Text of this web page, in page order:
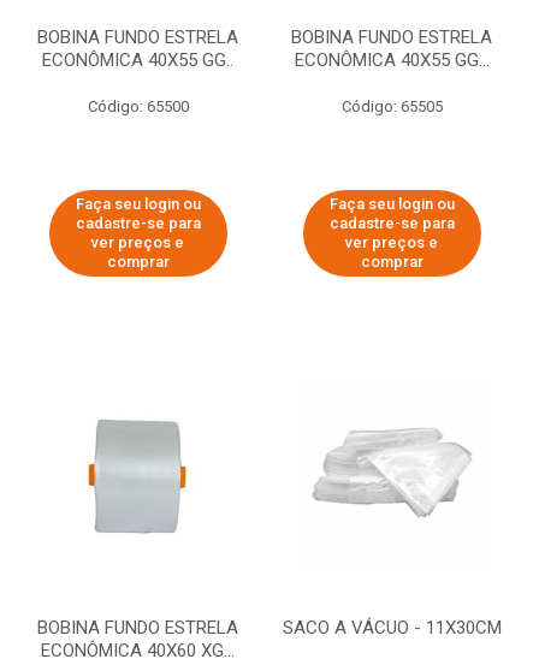
BOBINA FUNDO ESTRELA
ECONÔMICA 40X55 GG..
Código: 65500
Faça seu login ou
cadastre-se para
ver preços e
comprar
BOBINA FUNDO ESTRELA
ECONÔMICA 40X55 GG...
Código: 65505
Faça seu login ou
cadastre-se para
ver preços e
comprar
BOBINA FUNDO ESTRELA
ECONÔMICA 40X60 XG...
SACO A VÁCUO - 11X30CM